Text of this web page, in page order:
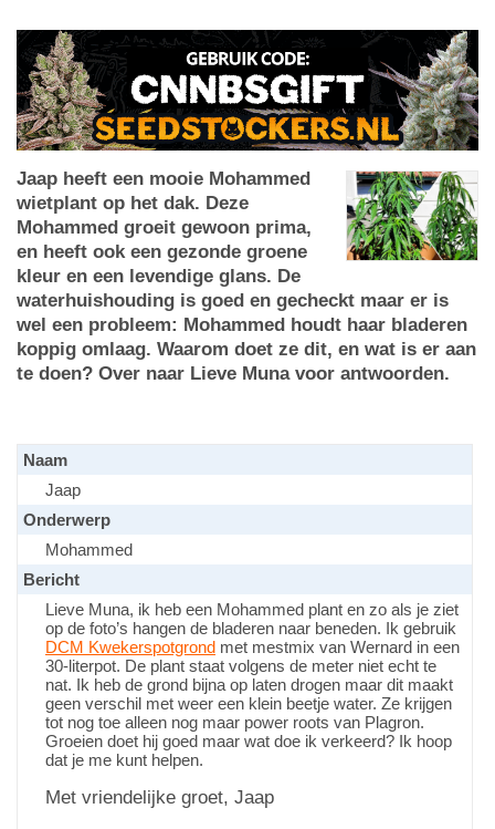
Jaap heeft een mooie Mohammed
wietplant op het dak. Deze
Mohammed groeit gewoon prima,
en heeft ook een gezonde groene
kleur en een levendige glans. De
waterhuishouding is goed en gecheckt maar er is
wel een probleem: Mohammed houdt haar bladeren
koppig omlaag. Waarom doet ze dit, en wat is er aan
te doen? Over naar Lieve Muna voor antwoorden.
Naam
Jaap
Onderwerp
Mohammed
Bericht
Lieve Muna, ik heb een Mohammed plant en zo als je ziet
op de foto’s hangen de bladeren naar beneden. Ik gebruik
DCM Kwekerspotgrond met mestmix van Wernard in een
30-literpot. De plant staat volgens de meter niet echt te
nat. Ik heb de grond bijna op laten drogen maar dit maakt
geen verschil met weer een klein beetje water. Ze krijgen
tot nog toe alleen nog maar power roots van Plagron.
Groeien doet hij goed maar wat doe ik verkeerd? Ik hoop
dat je me kunt helpen.
Met vriendelijke groet, Jaap